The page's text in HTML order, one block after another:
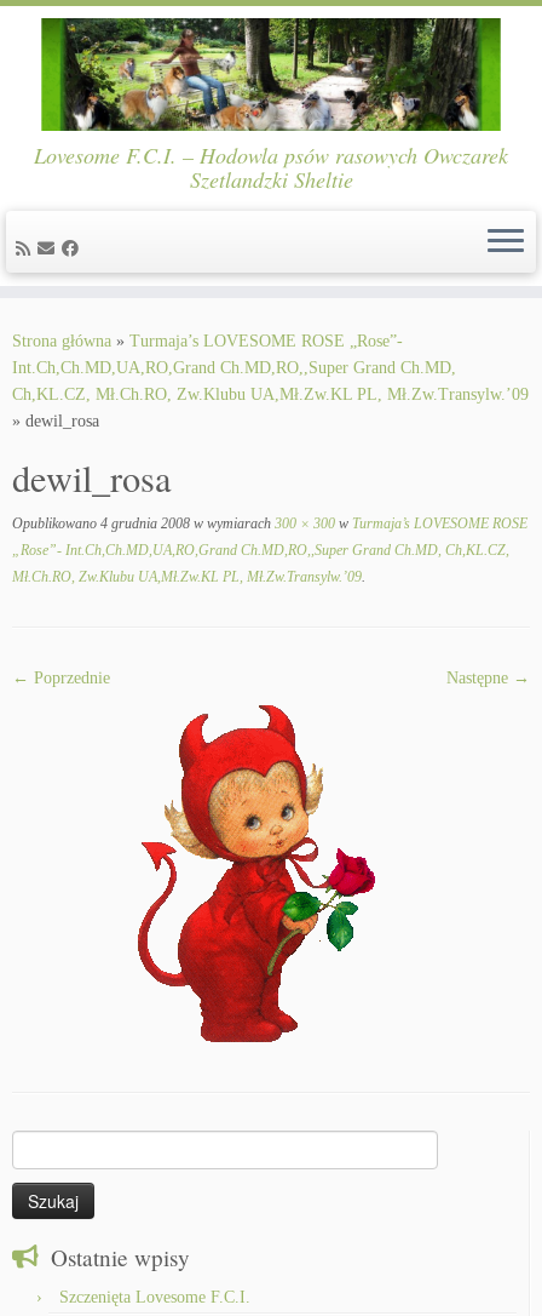
content
Lovesome F.C.I. – Hodowla psów rasowych Owczarek
Szetlandzki Sheltie
Strona główna » Turmaja’s LOVESOME ROSE „Rose”-
Int.Ch,Ch.MD,UA,RO,Grand Ch.MD,RO,,Super Grand Ch.MD,
Ch,KL.CZ, Mł.Ch.RO, Zw.Klubu UA,Mł.Zw.KL PL, Mł.Zw.Transylw.’09
» dewil_rosa
dewil_rosa
Opublikowano 4 grudnia 2008 w wymiarach 300 × 300 w Turmaja’s LOVESOME ROSE
„Rose”- Int.Ch,Ch.MD,UA,RO,Grand Ch.MD,RO,,Super Grand Ch.MD, Ch,KL.CZ,
Mł.Ch.RO, Zw.Klubu UA,Mł.Zw.KL PL, Mł.Zw.Transylw.’09.
← Poprzednie Następne →
Ostatnie wpisy
Szczenięta Lovesome F.C.I.